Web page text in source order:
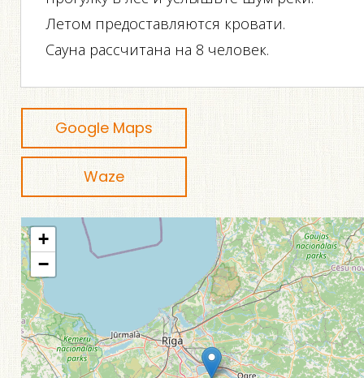
Летом предоставляются кровати.
Сауна рассчитана на 8 человек.
Google Maps
Waze
+
−